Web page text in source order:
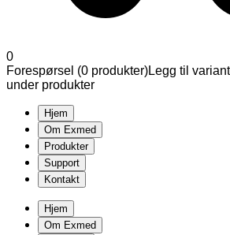
0
Forespørsel (0 produkter)Legg til
under produkter
Hjem
Om Exmed
Produkter
Support
Kontakt
Hjem
Om Exmed